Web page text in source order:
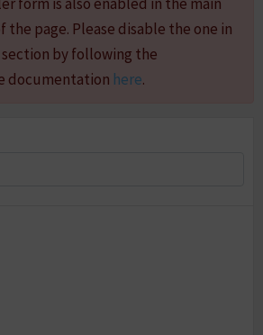
page. Please disable the one in
by following the
documentation here.